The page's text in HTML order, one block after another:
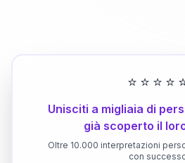
⭐ ⭐ ⭐ ⭐
Unisciti a migliaia di
già scoperto il
Oltre 10.000 interpretazioni
con